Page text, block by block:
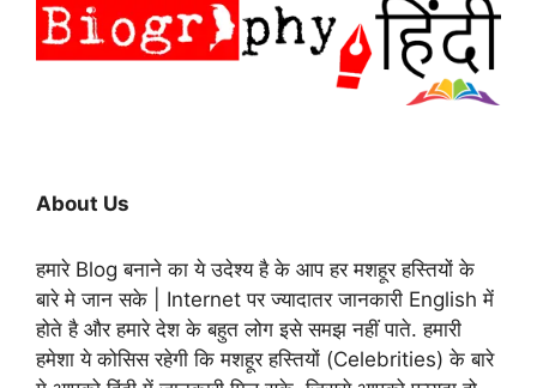
About Us
हमारे Blog बनाने का ये उदेश्य है के आप हर मशहूर हस्तियों के
बारे मे जान सके | Internet पर ज्यादातर जानकारी English में
होते है और हमारे देश के बहुत लोग इसे समझ नहीं पाते. हमारी
हमेशा ये कोसिस रहेगी कि मशहूर हस्तियों (Celebrities) के बारे